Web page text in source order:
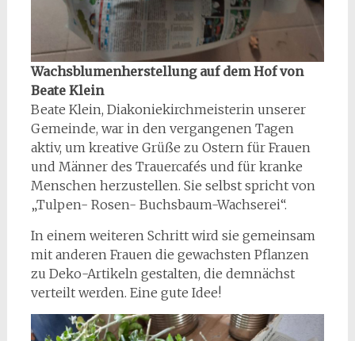
Wachsblumenherstellung auf dem Hof von
Beate Klein
Beate Klein, Diakoniekirchmeisterin unserer
Gemeinde, war in den vergangenen Tagen
aktiv, um kreative Grüße zu Ostern für Frauen
und Männer des Trauercafés und für kranke
Menschen herzustellen. Sie selbst spricht von
„Tulpen- Rosen- Buchsbaum-Wachserei“.
In einem weiteren Schritt wird sie gemeinsam
mit anderen Frauen die gewachsten Pflanzen
zu Deko-Artikeln gestalten, die demnächst
verteilt werden. Eine gute Idee!